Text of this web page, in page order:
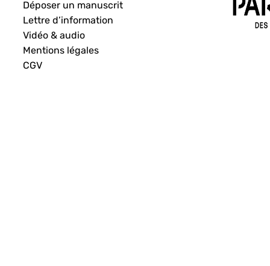
Déposer un manuscrit
Lettre d’information
Vidéo & audio
Mentions légales
CGV